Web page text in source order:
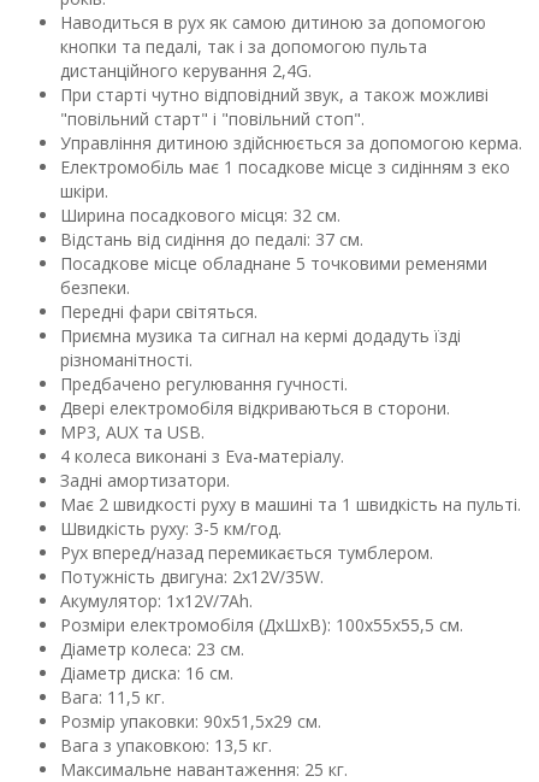
Наводиться в рух як самою дитиною за допомогою
кнопки та педалі, так і за допомогою пульта
дистанційного керування 2,4G.
При старті чутно відповідний звук, а також можливі
"повільний старт" і "повільний стоп".
Управління дитиною здійснюється за допомогою керма.
Електромобіль має 1 посадкове місце з сидінням з еко
шкіри.
Ширина посадкового місця: 32 см.
Відстань від сидіння до педалі: 37 см.
Посадкове місце обладнане 5 точковими ременями
безпеки.
Передні фари світяться.
Приємна музика та сигнал на кермі додадуть їзді
різноманітності.
Предбачено регулювання гучності.
Двері електромобіля відкриваються в сторони.
MP3, AUX та USB.
4 колеса виконані з Eva-матеріалу.
Задні амортизатори.
Має 2 швидкості руху в машині та 1 швидкість на пульті.
Швидкість руху: 3-5 км/год.
Рух вперед/назад перемикається тумблером.
Потужність двигуна: 2х12V/35W.
Акумулятор: 1х12V/7Ah.
Розміри електромобіля (ДхШхВ): 100х55х55,5 см.
Діаметр колеса: 23 см.
Діаметр диска: 16 см.
Вага: 11,5 кг.
Розмір упаковки: 90х51,5х29 см.
Вага з упаковкою: 13,5 кг.
Максимальне навантаження: 25 кг.